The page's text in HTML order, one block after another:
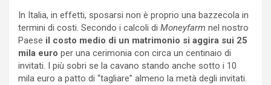
In Italia, in effetti, sposarsi non è proprio una bazzecola in
termini di costi. Secondo i calcoli di Moneyfarm nel nostro
Paese il costo medio di un matrimonio si aggira sui 25
mila euro per una cerimonia con circa un centinaio di
invitati. I più sobri se la cavano stando anche sotto i 10
mila euro a patto di “tagliare” almeno la metà degli invitati.